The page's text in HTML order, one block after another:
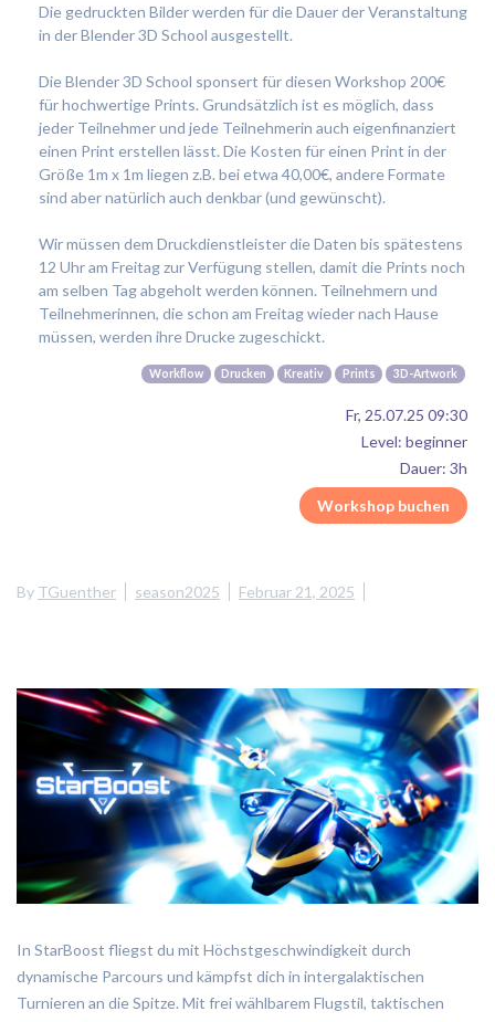
Die gedruckten Bilder werden für die Dauer der Veranstaltung
in der Blender 3D School ausgestellt.
Die Blender 3D School sponsert für diesen Workshop 200€
für hochwertige Prints. Grundsätzlich ist es möglich, dass
jeder Teilnehmer und jede Teilnehmerin auch eigenfinanziert
einen Print erstellen lässt. Die Kosten für einen Print in der
Größe 1m x 1m liegen z.B. bei etwa 40,00€, andere Formate
sind aber natürlich auch denkbar (und gewünscht).
Wir müssen dem Druckdienstleister die Daten bis spätestens
12 Uhr am Freitag zur Verfügung stellen, damit die Prints noch
am selben Tag abgeholt werden können. Teilnehmern und
Teilnehmerinnen, die schon am Freitag wieder nach Hause
müssen, werden ihre Drucke zugeschickt.
Workflow Drucken Kreativ Prints 3D-Artwork
Fr, 25.07.25 09:30
Level: beginner
Dauer: 3h
Workshop buchen
By TGuenther season2025 Februar 21, 2025
In StarBoost fliegst du mit Höchstgeschwindigkeit durch
dynamische Parcours und kämpfst dich in intergalaktischen
Turnieren an die Spitze. Mit frei wählbarem Flugstil, taktischen